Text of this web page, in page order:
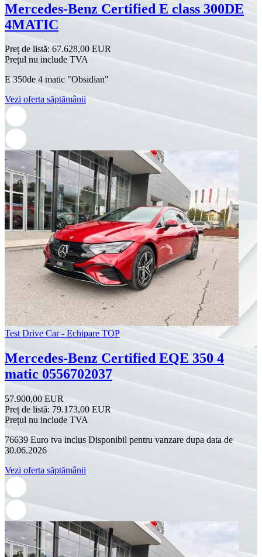
Mercedes-Benz Certified E class 300DE
4MATIC
Preț de listă: 67.628,00 EUR
Prețul nu include TVA
E 350de 4 matic "Obsidian"
Vezi oferta săptămânii
Test Drive Car - Echipare TOP
Mercedes-Benz Certified EQE 350 4
matic 0556702037
57.900,00 EUR
Preț de listă: 79.173,00 EUR
Prețul nu include TVA
76639 Euro tva inclus Disponibil pentru vanzare dupa data de
30.06.2026
Vezi oferta săptămânii